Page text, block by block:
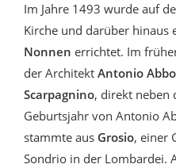
Im Jahre 1493 wurde auf
Kirche und darüber hinaus
Nonnen errichtet. Im
der Architekt Antonio
Scarpagnino, direkt neben
Geburtsjahr von Antonio
stammte aus Grosio, einer
Sondrio in der Lombardei.